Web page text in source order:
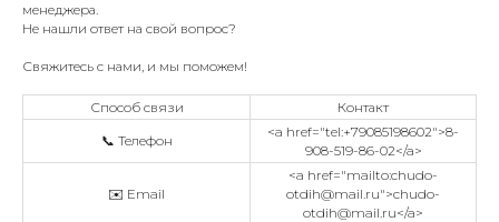
менеджера.
Не нашли ответ на свой вопрос?
Свяжитесь с нами, и мы поможем!
Способ связи
Контакт
📞 Телефон
<a href="tel:+79085198602">8-
908-519-86-02</a>
✉️ Email
<a href="mailto:chudo-
otdih@mail.ru">chudo-
otdih@mail.ru</a>